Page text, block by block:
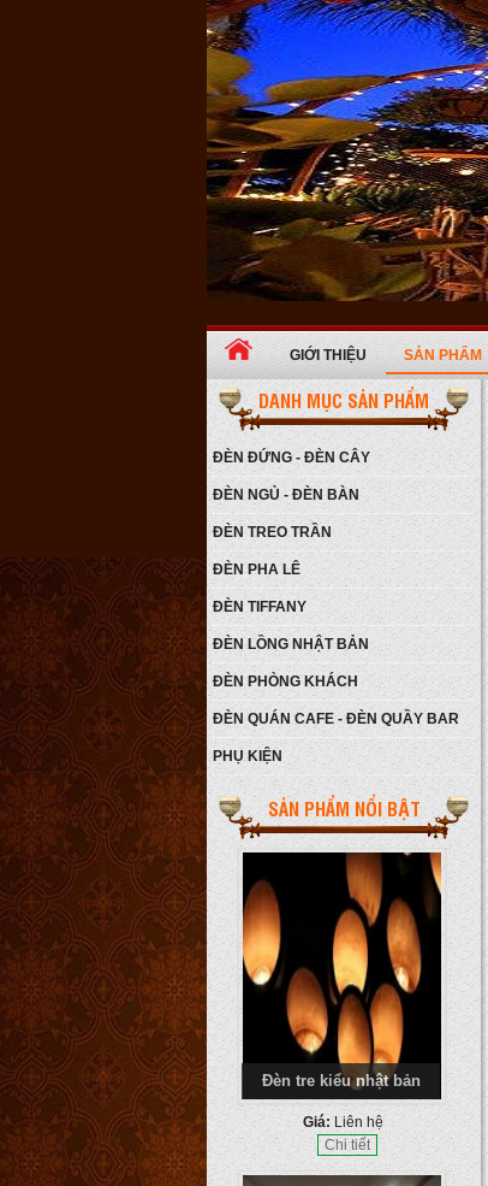
GIỚI THIỆU SẢN PHẨM
DANH MỤC SẢN PHẨM
ĐÈN ĐỨNG - ĐÈN CÂY
ĐÈN NGỦ - ĐÈN BÀN
ĐÈN TREO TRẦN
ĐÈN PHA LÊ
ĐÈN TIFFANY
ĐÈN LỒNG NHẬT BẢN
ĐÈN PHÒNG KHÁCH
ĐÈN QUÁN CAFE - ĐÈN QUẦY BAR
PHỤ KIỆN
SẢN PHẨM NỔI BẬT
Đèn ngủ ba chân gỗ
Giá: 650.000 VNĐ
Chi tiết
Đèn ngủ N42-24GN10-450
LEN
Giá:450.000 VNĐ
Chi tiết
Đèn tre kiểu nhật bản
Giá: Liên hệ
Chi tiết